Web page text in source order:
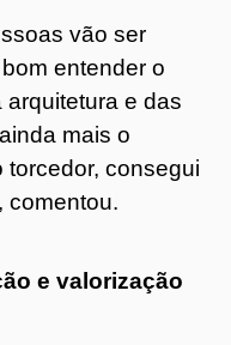
vão ser
entender o
e das
mais o
torcedor, consegui
comentou.
e valorização